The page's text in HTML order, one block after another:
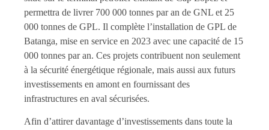
permettra de livrer 700 000 tonnes par an de GNL et 25
000 tonnes de GPL. Il complète l’installation de GPL de
Batanga, mise en service en 2023 avec une capacité de 15
000 tonnes par an. Ces projets contribuent non seulement
à la sécurité énergétique régionale, mais aussi aux futurs
investissements en amont en fournissant des
infrastructures en aval sécurisées.
Afin d’attirer davantage d’investissements dans toute la